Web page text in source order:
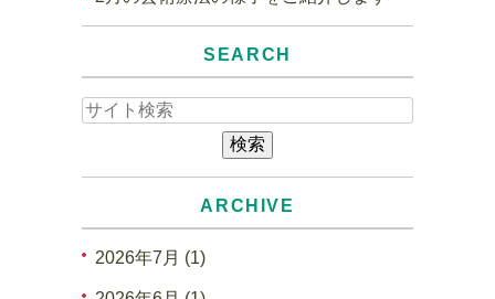
SEARCH
ARCHIVE
2026年7月 (1)